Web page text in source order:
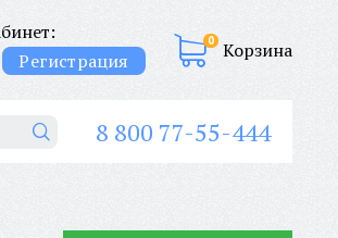
0 Корзина
Регистрация
8 800 77-55-444